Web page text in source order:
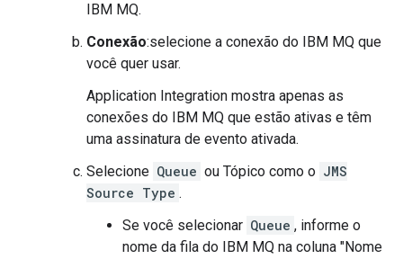
IBM MQ.
Conexão:selecione a conexão do IBM MQ que
você quer usar.
Application Integration mostra apenas as
conexões do IBM MQ que estão ativas e têm
uma assinatura de evento ativada.
Selecione Queue ou Tópico como o JMS
Source Type .
Se você selecionar Queue , informe o
nome da fila do IBM MQ na coluna "Nome